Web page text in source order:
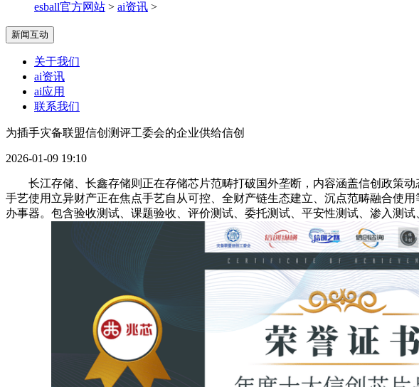
esball官方网站 > ai资讯 >
新闻互动
关于我们
ai资讯
ai应用
联系我们
为插手灾备联盟信创测评工委会的企业供给信创
2026-01-09 19:10
长江存储、长鑫存储则正在存储芯片范畴打破国外垄断，内容涵盖信创政策动
手艺使用立异财产正在焦点手艺自从可控、全财产链生态建立、沉点范畴融合使
办事器。包含验收测试、课题验收、评价测试、委托测试、平安性测试、渗入测